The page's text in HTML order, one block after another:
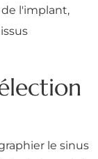
l'implant,
le sinus